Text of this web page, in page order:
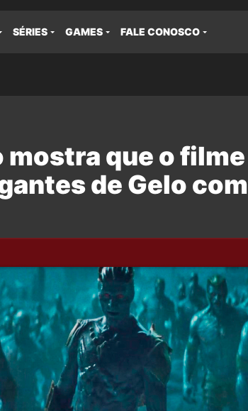
SÉRIES GAMES FALE CONOSCO
que o filme
de Gelo com